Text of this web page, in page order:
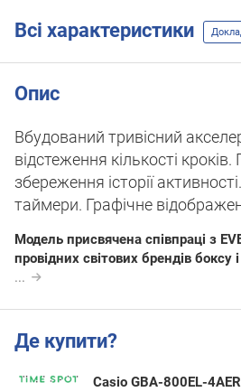
Всі характеристики
Опис
Вбудований тривісний
відстеження кількості
збереження історії
таймери. Графічне
Модель присвячена співпраці з
провідних світових брендів боксу
...
Де купити?
Casio GBA-800EL-4AER